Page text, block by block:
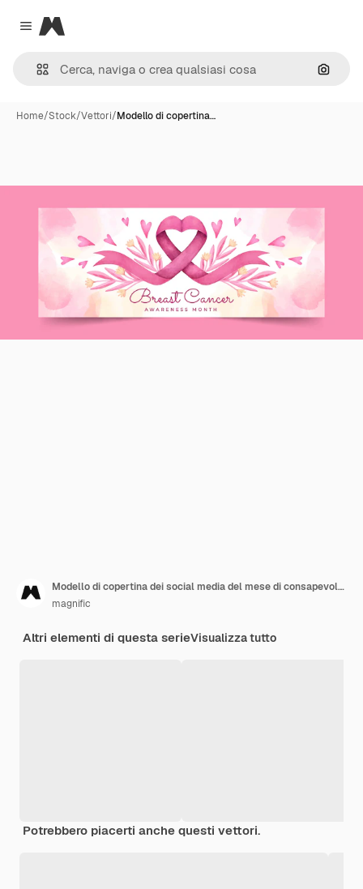
Close menu
Magnific
Cerca
Home/Stock/Vettori/Modello di copertina…
Modello di copertina dei social media del mese di consapevolezza del cancro al seno dell'acquerello
magnific
Altri elementi di questa serieVisualizza tutto
Potrebbero piacerti anche questi vettori.